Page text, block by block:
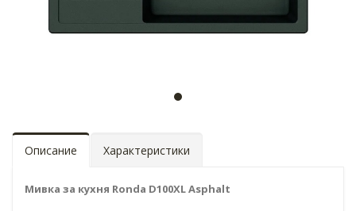
Описание Характеристики
Мивка за кухня Ronda D100XL Asphalt